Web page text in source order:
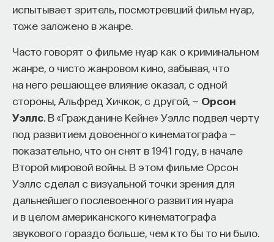
испытывает зритель, посмотревший фильм нуар,
тоже заложено в жанре.
Часто говорят о фильме нуар как о криминальном
жанре, о чисто жанровом кино, забывая, что
на него решающее влияние оказал, с одной
стороны, Альфред Хичкок, с другой, — Орсон
Уэллс . В «Гражданине Кейне» Уэллс подвел черту
под развитием довоенного кинематографа —
показательно, что он снят в 1941 году, в начале
Второй мировой войны. В этом фильме Орсон
Уэллс сделал с визуальной точки зрения для
дальнейшего послевоенного развития нуара
и в целом американского кинематографа
звукового гораздо больше, чем кто бы то ни было.
работы, навыки, интересы и владение
иностранными языками. КомандаNaukka Talents
будет искать, где эти навыки могут быть
применены, и поможет найти международную
deep tech или биотех компанию, где человек
сможет раскрыть свои таланты.​ Для тех, кто ещё
набирается опыта, сервис предлагает вебинары
и индивидуальные консультации, чтобы понять,
как развить необходимые навыки. Позднее будет
запущена серия спецпроектов, рассказывающих
о разных индустриях и их устройстве.​
фантастическими существами, испытаниями,
таинственными помощниками и фигурами
не только вся картина настоящего, но также
и ключ к спасению», — пишет Кэмпбелл
в «Тысячеликом герое». Помимо этого, Юнг
и Кэмпбелл черпали идеи в недрах влиятельной
в тот период ритуально-мифологической теории.
Используя сравнительный метод, ее сторонники
объясняли сходство мифологических нарративов
общим истоком — ритуалом, прежде всего
посвятительным.
Мономифическое повествование проходит три
стадии. Как показал этнограф Арнольд Ван